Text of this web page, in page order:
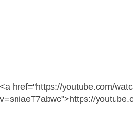
<a href="https://youtube.com/
v=sniaeT7abwc">https://